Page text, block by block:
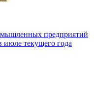
предприятий
июле текущего года